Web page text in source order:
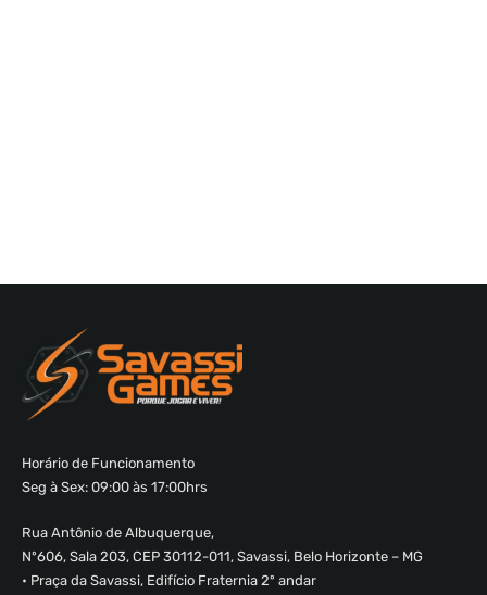
Horário de Funcionamento
Seg à Sex: 09:00 às 17:00hrs
Rua Antônio de Albuquerque,
Nº606, Sala 203, CEP 30112-011, Savassi, Belo Horizonte – MG
• Praça da Savassi, Edifício Fraternia 2º andar